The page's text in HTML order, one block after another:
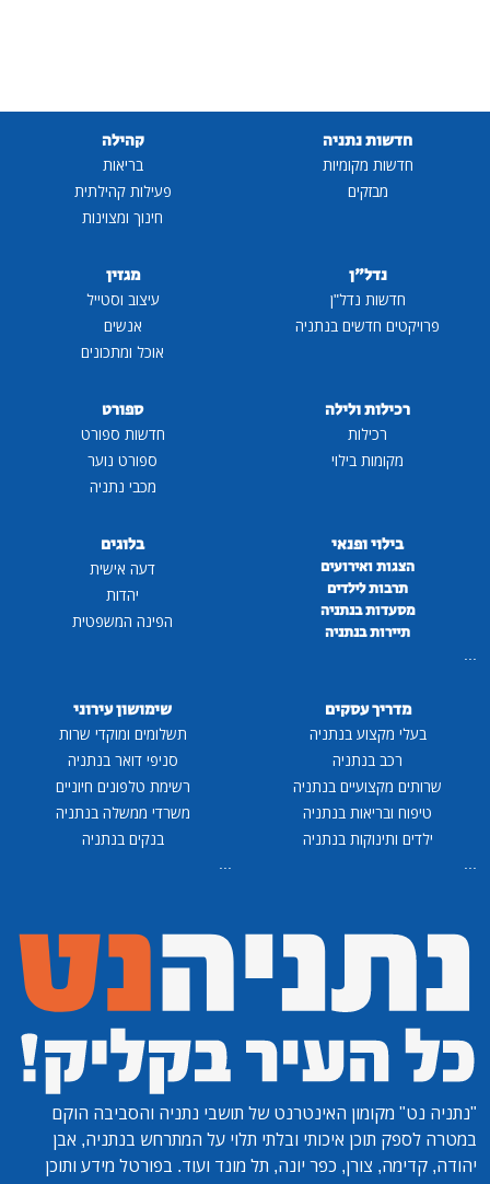
חדשות נתניה
חדשות מקומיות
מבזקים
קהילה
בריאות
פעילות קהילתית
חינוך ומצוינות
נדל"ן
חדשות נדל"ן
פרויקטים חדשים בנתניה
מגזין
עיצוב וסטייל
אנשים
אוכל ומתכונים
רכילות ולילה
רכילות
מקומות בילוי
ספורט
חדשות ספורט
ספורט נוער
מכבי נתניה
בילוי ופנאי
הצגות ואירועים
תרבות לילדים
מסעדות בנתניה
תיירות בנתניה
...
בלוגים
דעה אישית
יהדות
הפינה המשפטית
מדריך עסקים
בעלי מקצוע בנתניה
רכב בנתניה
שרותים מקצועיים בנתניה
טיפוח ובריאות בנתניה
ילדים ותינוקות בנתניה
...
שימושון עירוני
תשלומים ומוקדי שרות
סניפי דואר בנתניה
רשימת טלפונים חיוניים
משרדי ממשלה בנתניה
בנקים בנתניה
...
"נתניה נט" מקומון האינטרנט של תושבי נתניה והסביבה הוקם
במטרה לספק תוכן איכותי ובלתי תלוי על המתרחש בנתניה, אבן
יהודה, קדימה, צורן, כפר יונה, תל מונד ועוד. בפורטל מידע ותוכן